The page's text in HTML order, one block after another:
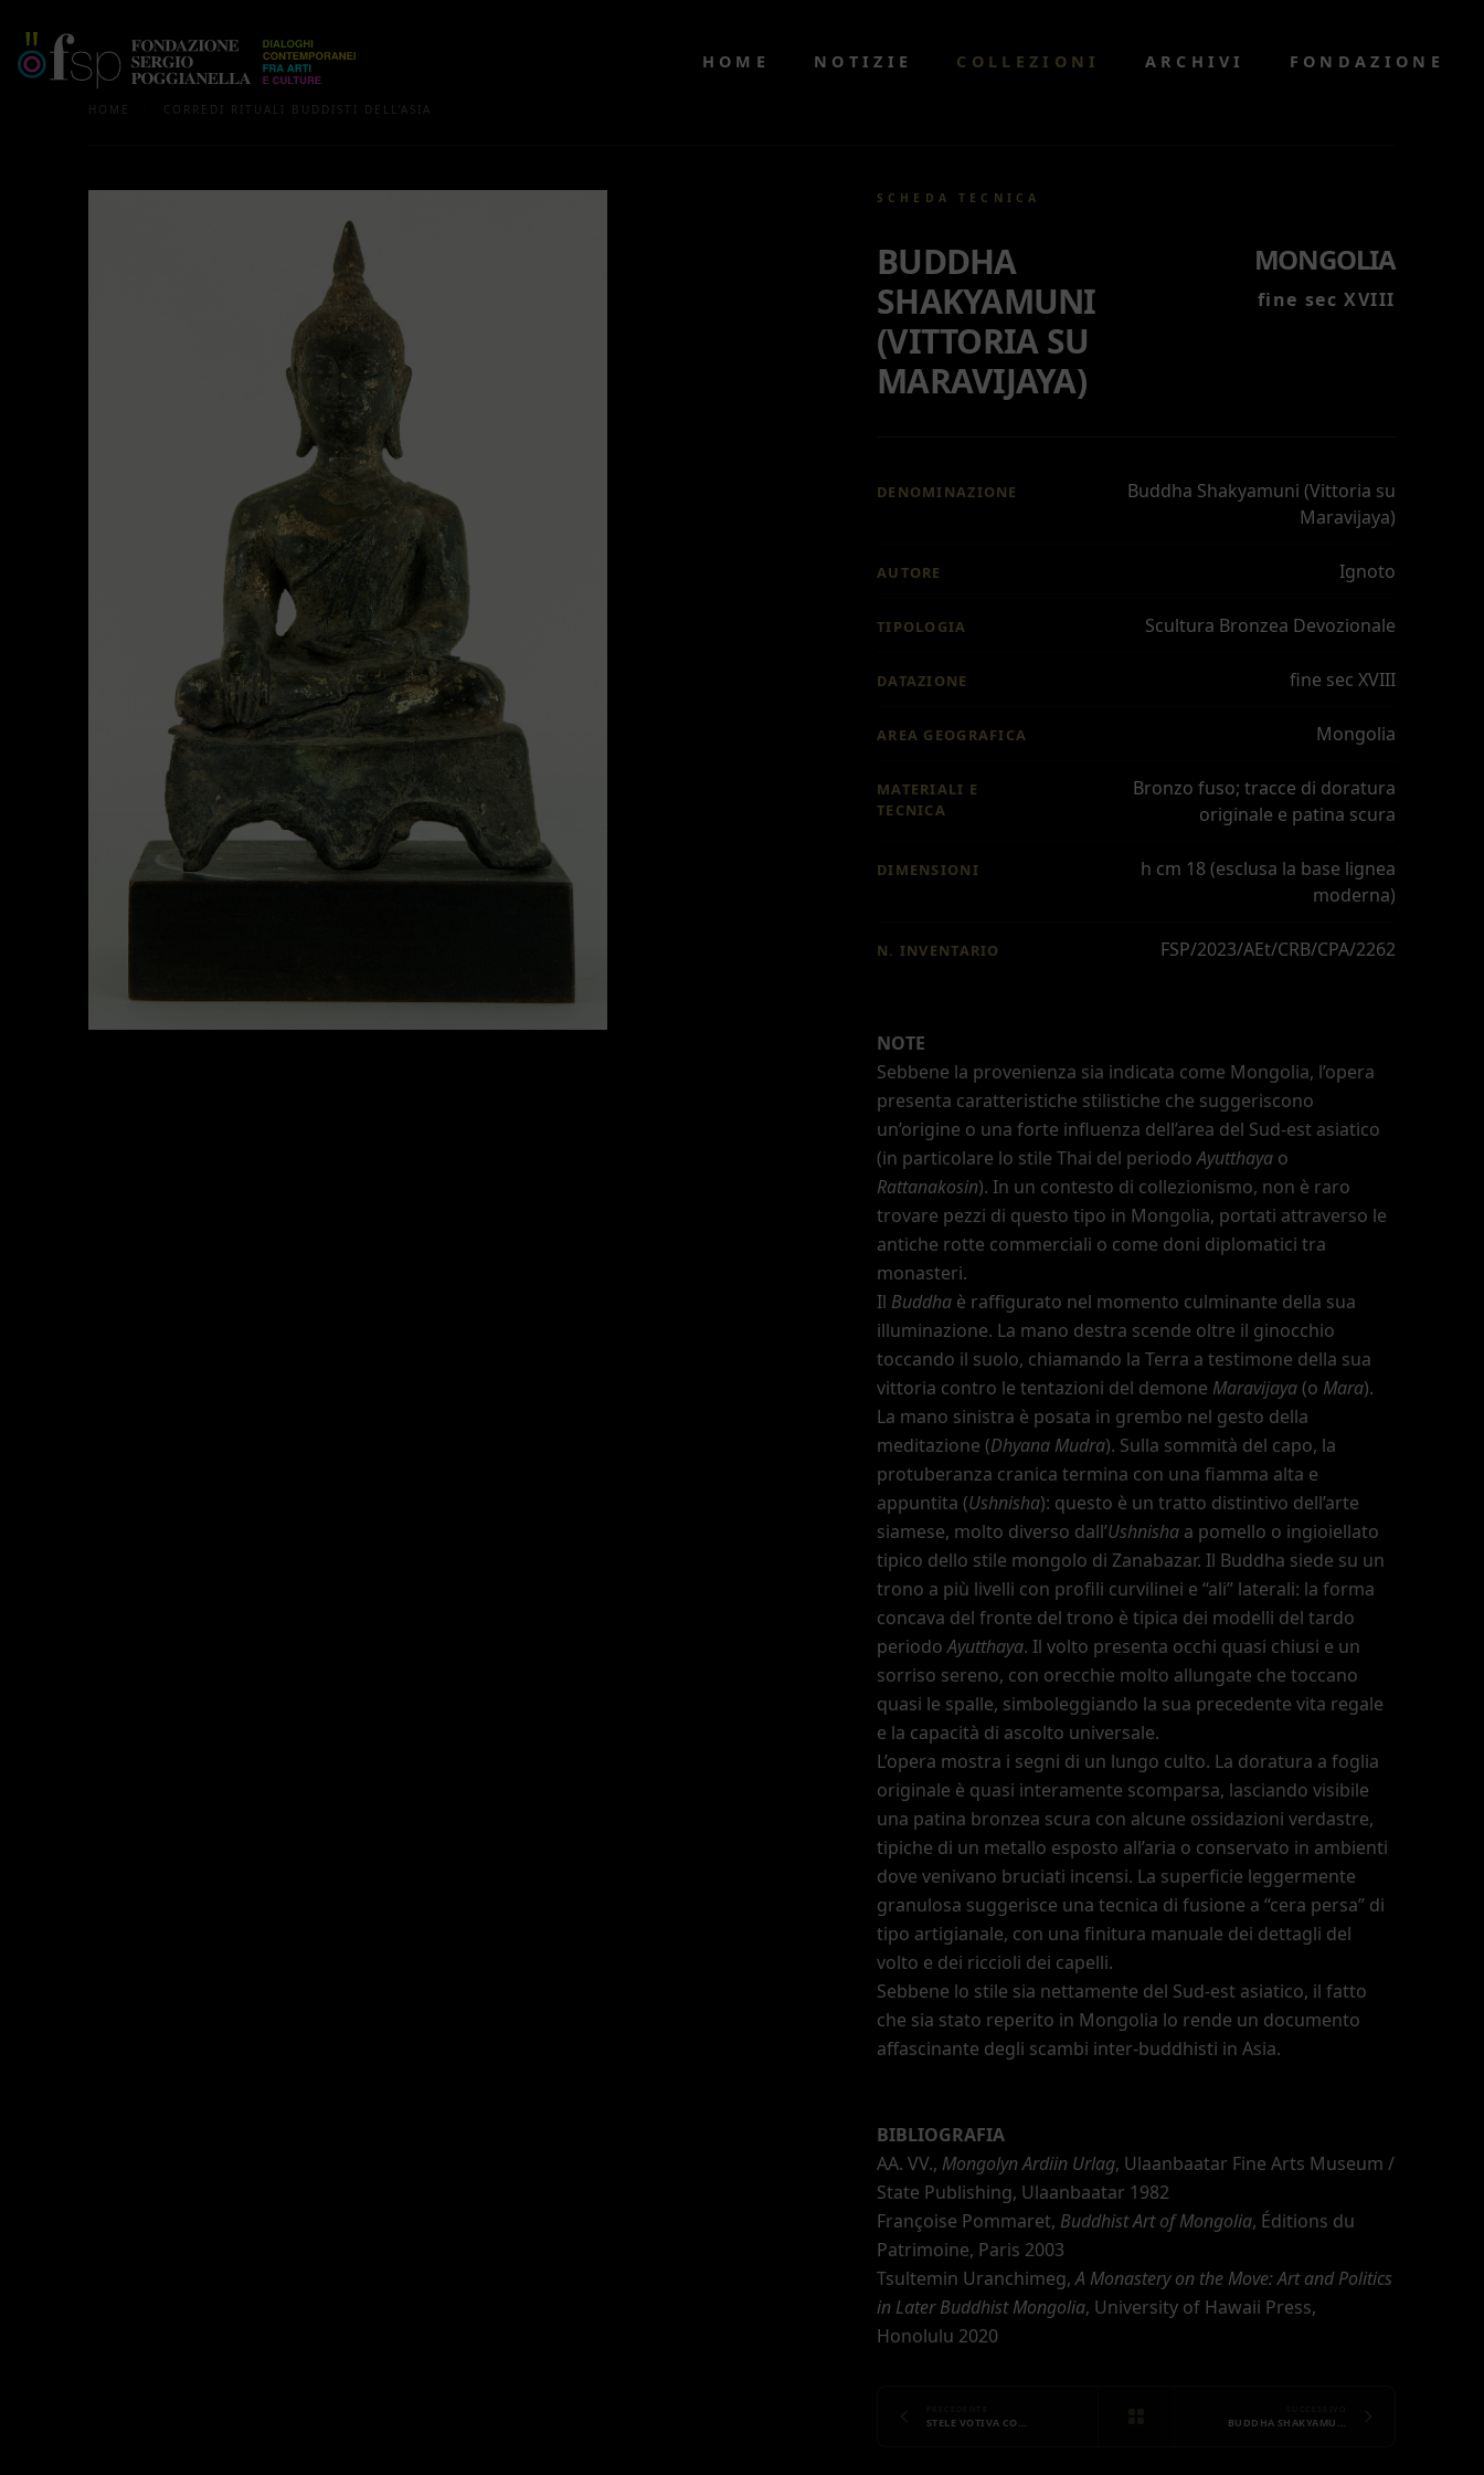
HOME NOTIZIE COLLEZIONI ARCHIVI FONDAZIONE
HOME CORREDI RITUALI BUDDISTI DELL'ASIA
SCHEDA TECNICA
BUDDHA
SHAKYAMUNI
(VITTORIA SU
MARAVIJAYA)
MONGOLIA
fine sec XVIII
DENOMINAZIONE
Buddha Shakyamuni (Vittoria su
Maravijaya)
AUTORE Ignoto
TIPOLOGIA Scultura Bronzea Devozionale
DATAZIONE fine sec XVIII
AREA GEOGRAFICA Mongolia
MATERIALI E
TECNICA
Bronzo fuso; tracce di doratura
originale e patina scura
DIMENSIONI
h cm 18 (esclusa la base lignea
moderna)
N. INVENTARIO FSP/2023/AEt/CRB/CPA/2262
NOTE
Sebbene la provenienza sia indicata come Mongolia, l’opera
presenta caratteristiche stilistiche che suggeriscono
un’origine o una forte influenza dell’area del Sud-est asiatico
(in particolare lo stile Thai del periodoAyutthaya o
Rattanakosin). In un contesto di collezionismo, non è raro
trovare pezzi di questo tipo in Mongolia, portati attraverso le
antiche rotte commerciali o come doni diplomatici tra
monasteri.
Il Buddha è raffigurato nel momento culminante della sua
illuminazione. La mano destra scende oltre il ginocchio
toccando il suolo, chiamando la Terra a testimone della sua
vittoria contro le tentazioni del demone Maravijaya (o Mara).
La mano sinistra è posata in grembo nel gesto della
meditazione (Dhyana Mudra). Sulla sommità del capo, la
protuberanza cranica termina con una fiamma alta e
appuntita (Ushnisha): questo è un tratto distintivo dell’arte
siamese, molto diverso dall’Ushnisha a pomello o ingioiellato
tipico dello stile mongolo di Zanabazar. Il Buddha siede su un
trono a più livelli con profili curvilinei e “ali” laterali: la forma
concava del fronte del trono è tipica dei modelli del tardo
periodoAyutthaya. Il volto presenta occhi quasi chiusi e un
sorriso sereno, con orecchie molto allungate che toccano
quasi le spalle, simboleggiando la sua precedente vita regale
e la capacità di ascolto universale.
L’opera mostra i segni di un lungo culto. La doratura a foglia
originale è quasi interamente scomparsa, lasciando visibile
una patina bronzea scura con alcune ossidazioni verdastre,
tipiche di un metallo esposto all’aria o conservato in ambienti
dove venivano bruciati incensi. La superficie leggermente
granulosa suggerisce una tecnica di fusione a “cera persa” di
tipo artigianale, con una finitura manuale dei dettagli del
volto e dei riccioli dei capelli.
Sebbene lo stile sia nettamente del Sud-est asiatico, il fatto
che sia stato reperito in Mongolia lo rende un documento
affascinante degli scambi inter-buddhisti in Asia.
BIBLIOGRAFIA
AA. VV., Mongolyn Ardiin Urlag, Ulaanbaatar Fine Arts Museum /
State Publishing, Ulaanbaatar 1982
Françoise Pommaret, Buddhist Art of Mongolia, Éditions du
Patrimoine, Paris 2003
Tsultemin Uranchimeg,A Monastery on the Move: Art and Politics
in Later Buddhist Mongolia, University of Hawaii Press,
Honolulu 2020
STELE VOTIVA CO… BUDDHA SHAKYAMU…